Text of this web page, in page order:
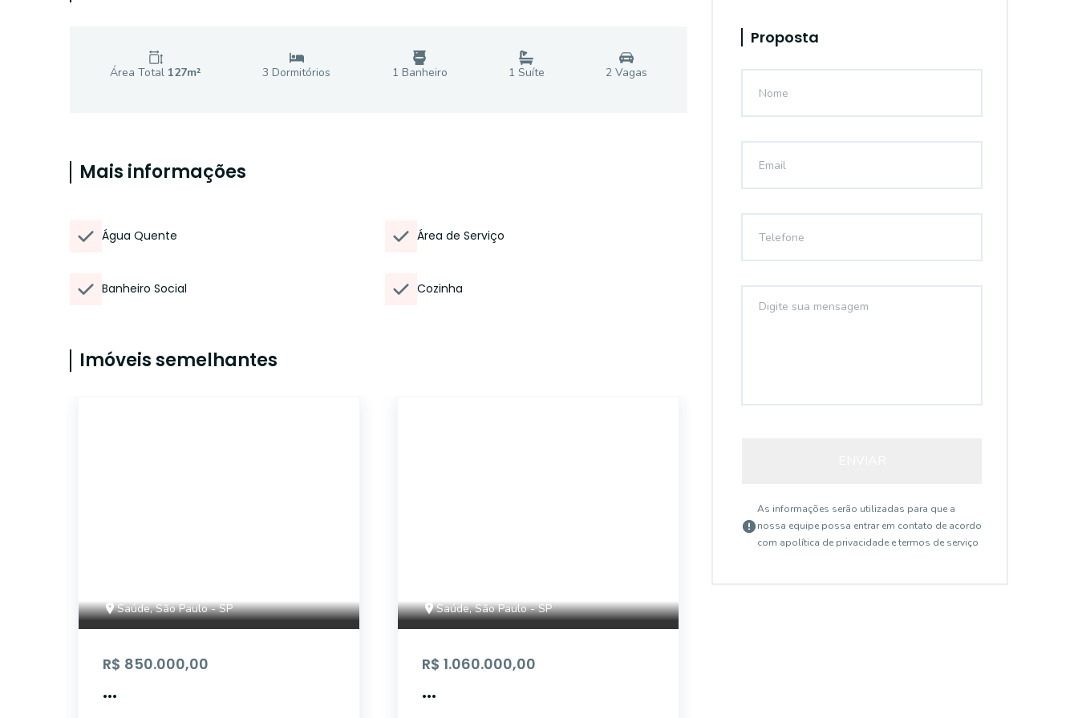
Área Total 127m² 3 Dormitórios 1 Banheiro 1 Suíte 2 Vagas
Mais informações
Água Quente Área de Serviço
Banheiro Social Cozinha
Imóveis semelhantes
Saúde, São Paulo - SP
R$ 850.000,00
...
Saúde, São Paulo - SP
R$ 1.060.000,00
...
Proposta
As informações serão utilizadas para que a
nossa equipe possa entrar em contato de acordo
com apolítica de privacidade e termos de serviço